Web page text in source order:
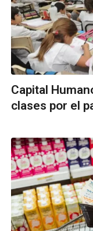
Capital
clases por el